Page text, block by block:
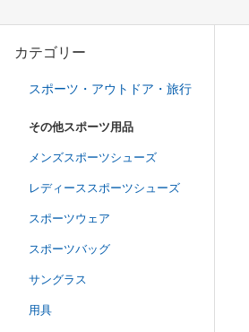
カテゴリー
スポーツ・アウトドア・旅行
その他スポーツ用品
メンズスポーツシューズ
レディーススポーツシューズ
スポーツウェア
スポーツバッグ
サングラス
用具